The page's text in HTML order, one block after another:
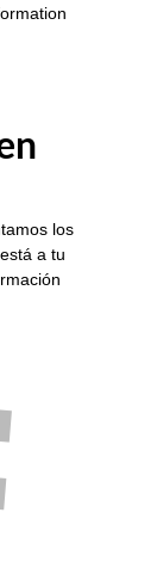
los
está a tu